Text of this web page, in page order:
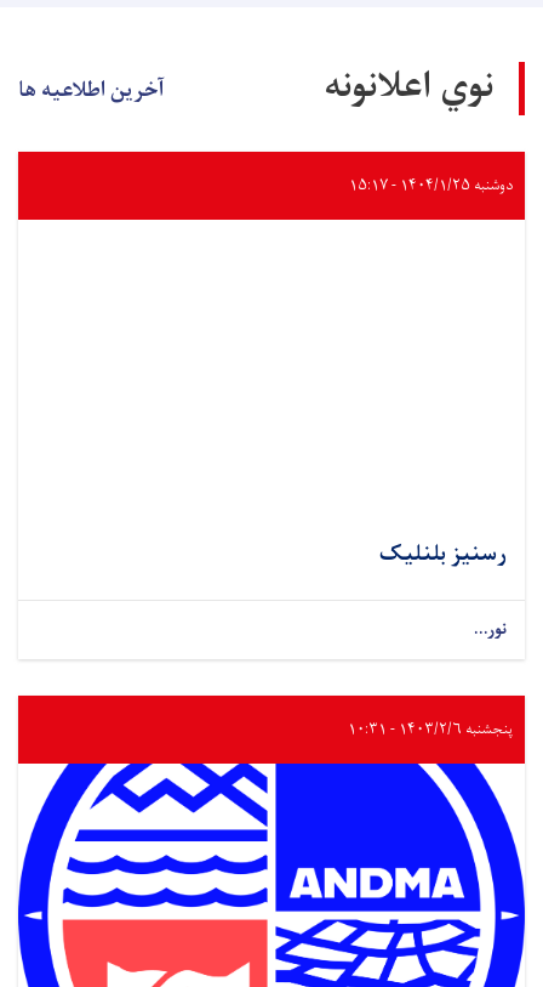
نوي اعلانونه آخرین اطلاعیه ها
دوشنبه ۱۴۰۴/۱/۲۵ - ۱۵:۱۷
رسنیز بلنلیک
نور...
پنجشنبه ۱۴۰۳/۲/۶ - ۱۰:۳۱